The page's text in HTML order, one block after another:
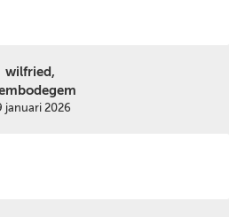
wilfried,
januari 2026